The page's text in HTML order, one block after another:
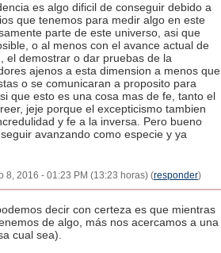
es algo dificil de conseguir debido a
que tenemos para medir algo en este
parte de este universo, asi que
o al menos con el avance actual de
el demostrar o dar pruebas de la
ajenos a esta dimension a menos que
o se comunicaran a proposito para
que esto es una cosa mas de fe, tanto el
jeje porque el excepticismo tambien
y fe a la inversa. Pero bueno
avanzando como especie y ya
8, 2016 - 01:23 PM (13:23 horas) (responder)
decir con certeza es que mientras
de algo, más nos acercamos a una
cual sea).